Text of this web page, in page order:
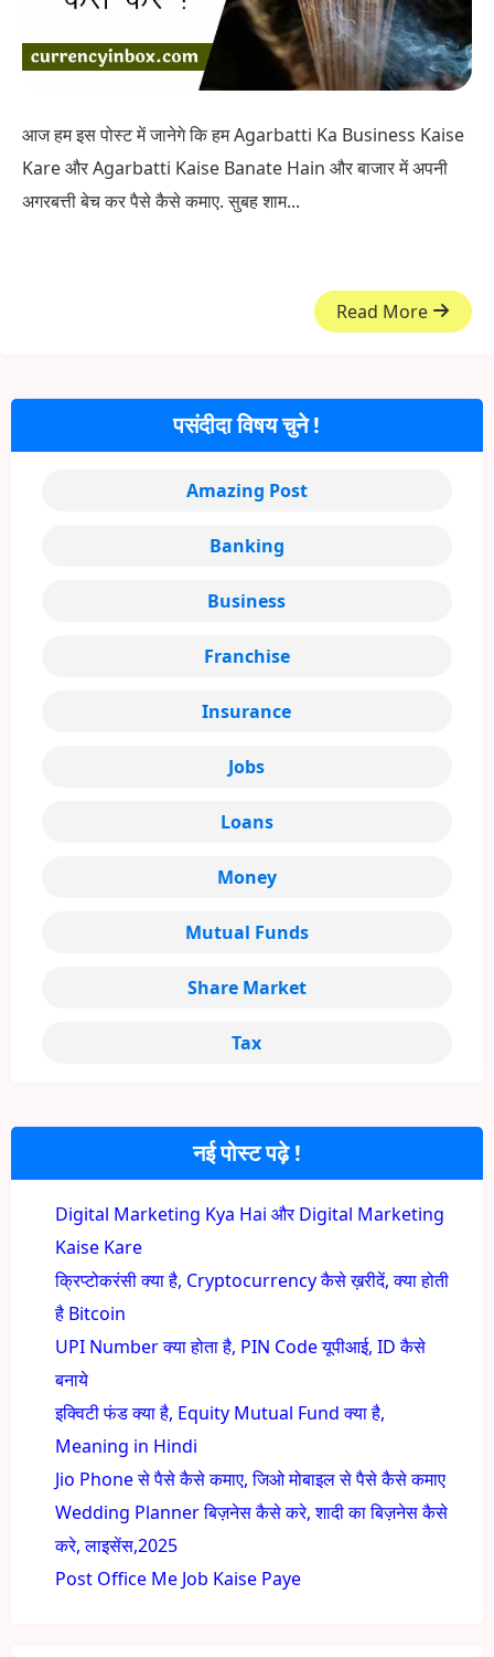
आज हम इस पोस्ट में जानेगे कि हम Agarbatti Ka Business Kaise
Kare और Agarbatti Kaise Banate Hain और बाजार में अपनी
अगरबत्ती बेच कर पैसे कैसे कमाए. सुबह शाम...
Read More
नई पोस्ट पढ़े !
Digital Marketing Kya Hai और Digital Marketing
Kaise Kare
क्रिप्टोकरंसी क्या है, Cryptocurrency कैसे ख़रीदें, क्या होती
है Bitcoin
UPI Number क्या होता है, PIN Code यूपीआई, ID कैसे
बनाये
इक्विटी फंड क्या है, Equity Mutual Fund क्या है,
Meaning in Hindi
Jio Phone से पैसे कैसे कमाए, जिओ मोबाइल से पैसे कैसे कमाए
Wedding Planner बिज़नेस कैसे करे, शादी का बिज़नेस कैसे
करे, लाइसेंस,2025
Post Office Me Job Kaise Paye
पसंदीदा विषय चुने !
Amazing Post
Banking
Business
Franchise
Insurance
Jobs
Loans
Money
Mutual Funds
Share Market
Tax